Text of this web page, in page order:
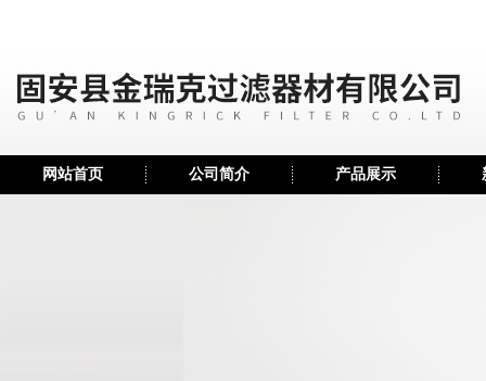
网站首页 公司简介 产品展示